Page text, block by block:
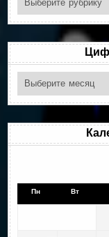
по
рубрикам
Циферблаты
по
месяцам
Пн Вт